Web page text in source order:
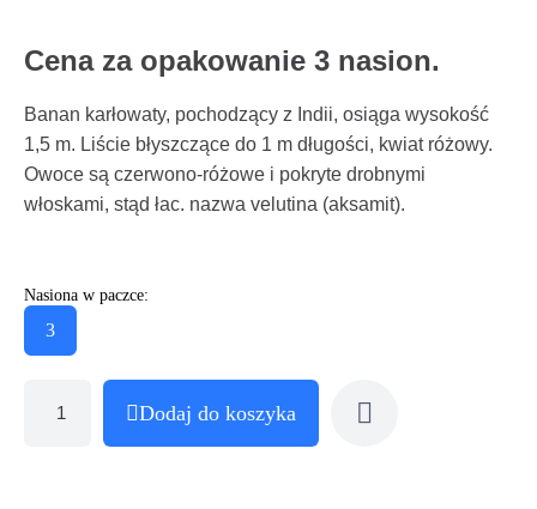
Cena za opakowanie 3 nasion.
Banan karłowaty, pochodzący z Indii, osiąga wysokość
1,5 m. Liście błyszczące do 1 m długości, kwiat różowy.
Owoce są czerwono-różowe i pokryte drobnymi
włoskami, stąd łac. nazwa velutina (aksamit).
Nasiona w paczce:
3
Dodaj do koszyka